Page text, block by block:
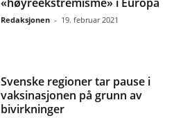
Redaksjonen - 19. februar 2021
Svenske regioner tar pause i
vaksinasjonen på grunn av
bivirkninger